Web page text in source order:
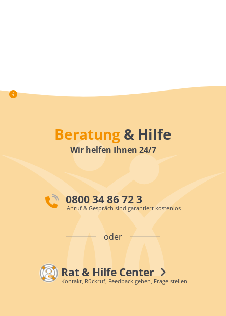
Beratung & Hilfe
Wir helfen Ihnen 24/7
0800 34 86 72 3
Anruf & Gespräch sind garantiert kostenlos
oder
Rat & Hilfe Center
Kontakt, Rückruf, Feedback geben, Frage stellen